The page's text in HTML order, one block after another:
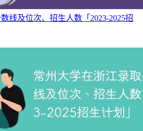
线及位次、招生人数「2023-2025招